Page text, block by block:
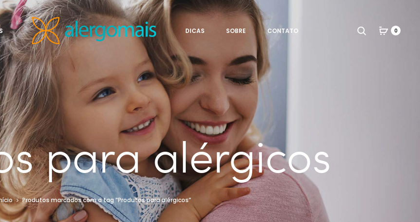
DICAS SOBRE CONTATO Search 0
para alérgicos
Produtos marcados com a tag “Produtos para alérgicos”